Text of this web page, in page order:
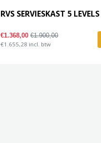
RVS SERVIESKAST 5
€1.368,00€1.900,00
€1.655,28 incl. btw